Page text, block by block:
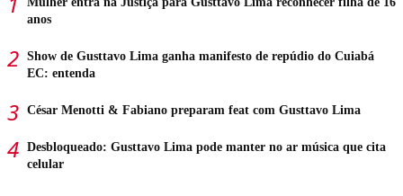
anos
Show de Gusttavo Lima ganha manifesto de repúdio do Cuiabá
EC: entenda
César Menotti & Fabiano preparam feat com Gusttavo Lima
Desbloqueado: Gusttavo Lima pode manter no ar música que cita
celular